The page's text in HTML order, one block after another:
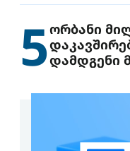
5ორბანი
დამდგენი